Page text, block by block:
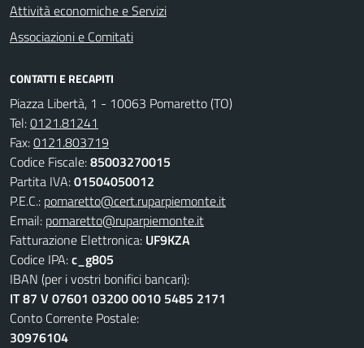
Attività economiche e Servizi
Associazioni e Comitati
CONTATTI E RECAPITI
Piazza Libertà, 1 - 10063 Pomaretto (TO)
Tel:0121.81241
Fax:0121.803719
Codice Fiscale:85003270015
Partita IVA:01504050012
P.E.C.: pomaretto@cert.ruparpiemonte.it
Email: pomaretto@ruparpiemonte.it
Fatturazione Elettronica: UF9KZA
Codice IPA:c_g805
IBAN (per i vostri bonifici bancari):
IT 87 V 07601 03200 0010 5485 2171
Conto Corrente Postale:
30976104